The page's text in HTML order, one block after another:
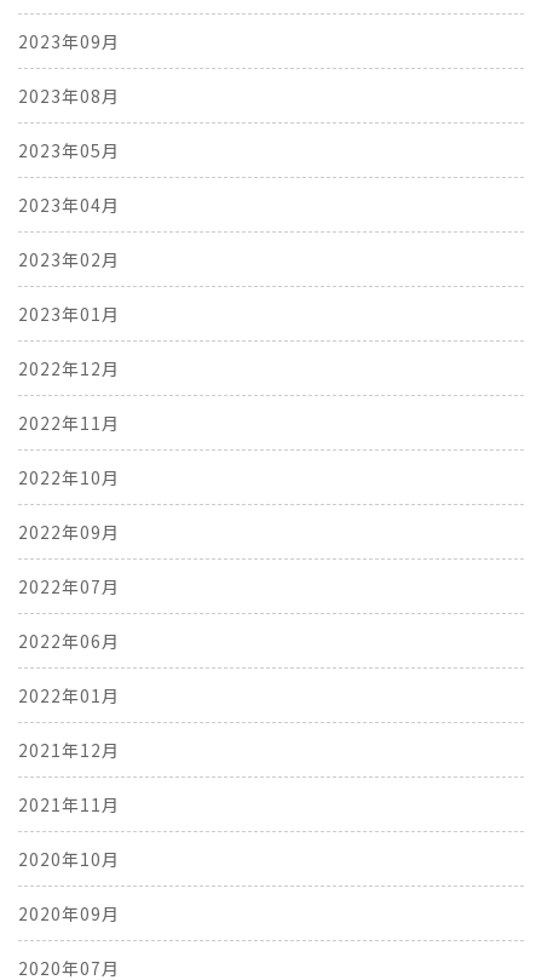
2023年09月
2023年08月
2023年05月
2023年04月
2023年02月
2023年01月
2022年12月
2022年11月
2022年10月
2022年09月
2022年07月
2022年06月
2022年01月
2021年12月
2021年11月
2020年10月
2020年09月
2020年07月